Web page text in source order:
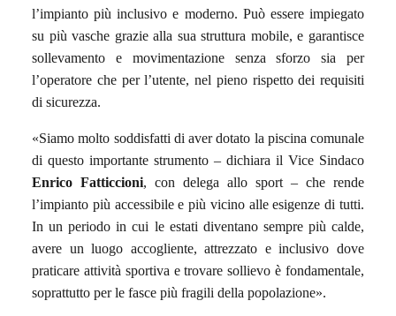
l’impianto più inclusivo e moderno. Può essere impiegato
su più vasche grazie alla sua struttura mobile, e garantisce
sollevamento e movimentazione senza sforzo sia per
l’operatore che per l’utente, nel pieno rispetto dei requisiti
di sicurezza.
«Siamo molto soddisfatti di aver dotato la piscina comunale
di questo importante strumento – dichiara il Vice Sindaco
Enrico Fatticcioni, con delega allo sport – che rende
l’impianto più accessibile e più vicino alle esigenze di tutti.
In un periodo in cui le estati diventano sempre più calde,
avere un luogo accogliente, attrezzato e inclusivo dove
praticare attività sportiva e trovare sollievo è fondamentale,
soprattutto per le fasce più fragili della popolazione».